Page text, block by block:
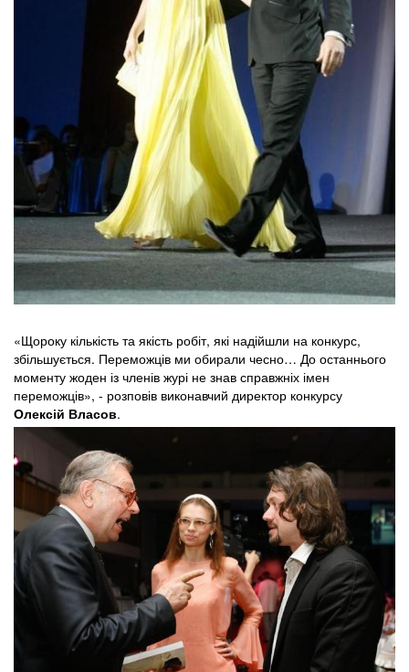
«Щороку кількість та якість робіт, які надійшли на конкурс,
збільшується. Переможців ми обирали чесно… До останнього
моменту жоден із членів журі не знав справжніх імен
переможців», - розповів виконавчий директор конкурсу
Олексій Власов.